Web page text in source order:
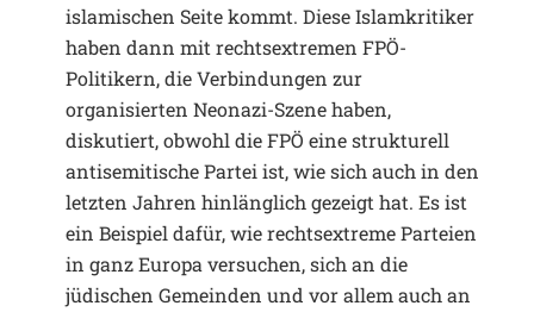
islamischen Seite kommt. Diese Islamkritiker
haben dann mit rechtsextremen FPÖ-
Politikern, die Verbindungen zur
organisierten Neonazi-Szene haben,
diskutiert, obwohl die FPÖ eine strukturell
antisemitische Partei ist, wie sich auch in den
letzten Jahren hinlänglich gezeigt hat. Es ist
ein Beispiel dafür, wie rechtsextreme Parteien
in ganz Europa versuchen, sich an die
jüdischen Gemeinden und vor allem auch an